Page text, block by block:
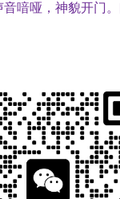
喑哑，神貌开门